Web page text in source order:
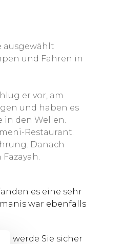
ausgewählt
und Fahren in
er vor, am
und haben es
in den Wellen.
Restaurant.
Danach
es eine sehr
war ebenfalls
werde Sie sicher